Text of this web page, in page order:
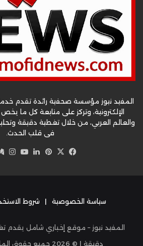
المفيد نيوز مؤسسة صحفية رائدة تقدم
الإلكترونية، وتركز على متابعة كل ما
والعالم العربي، من خلال تغطية دقيقة
في قلب الحدث.
فيسبوك
‫X بينتيريست
لينكدإن
سياسة الخصوصية | شروط
المفيد نيوز – موقع إخباري شامل يقدم
دقيقة | © 2026 جميع حقوق